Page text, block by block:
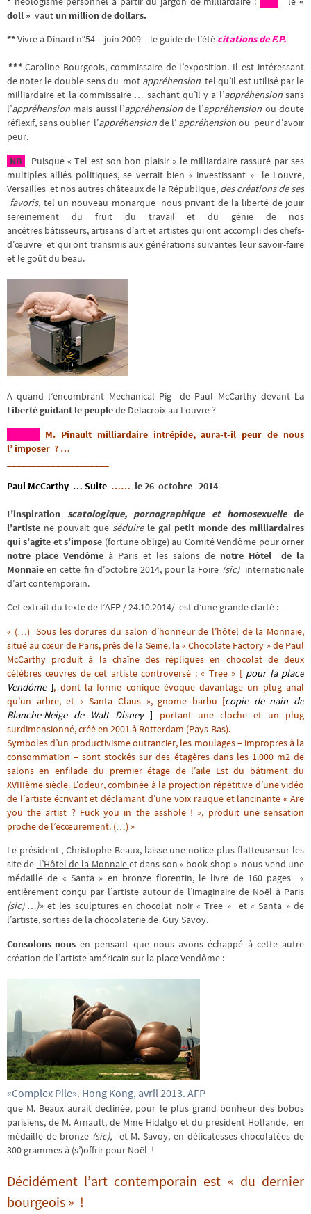
doll » vautun million de dollars.
**Vivre à Dinard n°54 – juin 2009 – le guide de l’été citations de F.P.
***Caroline Bourgeois, commissaire de l’exposition. Il est intéressant
de noter le double sens du mot appréhension tel qu’il est utilisé par le
milliardaire et la commissaire … sachant qu’il y a l’appréhensionsans
l’appréhension mais aussi l’appréhensionde l’appréhension ou doute
réflexif, sans oublier l’appréhensionde l’ appréhension ou peur d’avoir
peur.
NB
Puisque « Tel est son bon plaisir » le milliardaire rassuré par ses
multiples alliés politiques, se verrait bien « investissant » le Louvre,
Versailles et nos autres châteaux de la République, des créations de ses
favoris, tel un nouveau monarque nous privant de la liberté de jouir
sereinement du fruit du travail et du génie de nos
ancêtres bâtisseurs, artisans d’art et artistes qui ont accompli des chefs-
d’œuvre et qui ont transmis aux générations suivantes leur savoir-faire
et le goût du beau.
A quand l’encombrant Mechanical Pig de Paul McCarthy devant La
Liberté guidant le peuplede Delacroix au Louvre ?
M. Pinault milliardaire intrépide, aura-t-il peur de nous
l’ imposer ? …
Paul McCarthy … Suite …… le 26 octobre 2014
L’inspiration scatologique, pornographique et homosexuellede
l’artiste ne pouvait que séduire le gai petit monde des milliardaires
qui s’agite et s’impose (fortune oblige) au Comité Vendôme pour orner
notre place Vendôme à Paris et les salons de notre Hôtel de la
Monnaieen cette fin d’octobre 2014, pour la Foire (sic) internationale
d’art contemporain.
Cet extrait du texte de l’AFP / 24.10.2014/ est d’une grande clarté :
« (…) Sous les dorures du salon d’honneur de l’hôtel de la Monnaie,
situé au cœur de Paris, près de la Seine, la « Chocolate Factory » de Paul
McCarthy produit à la chaîne des répliques en chocolat de deux
célèbres œuvres de cet artiste controversé : « Tree » [ pour la place
Vendôme], dont la forme conique évoque davantage un plug anal
qu’un arbre, et « Santa Claus », gnome barbu [copie de nain de
Blanche-Neige de Walt Disney] portant une cloche et un plug
surdimensionné, créé en 2001 à Rotterdam (Pays-Bas).
Symboles d’un productivisme outrancier, les moulages – impropres à la
consommation – sont stockés sur des étagères dans les 1.000 m2 de
salons en enfilade du premier étage de l’aile Est du bâtiment du
XVIIIème siècle. L’odeur, combinée à la projection répétitive d’une vidéo
de l’artiste écrivant et déclamant d’une voix rauque et lancinante « Are
you the artist ? Fuck you in the asshole ! », produit une sensation
proche de l’écœurement. (…) »
Le président , Christophe Beaux, laisse une notice plus flatteuse sur les
site de l’Hôtel de la Monnaieet dans son « book shop » nous vend une
médaille de « Santa » en bronze florentin, le livre de 160 pages «
entièrement conçu par l’artiste autour de l’imaginaire de Noël à Paris
(sic)…)» et les sculptures en chocolat noir « Tree » et « Santa » de
l’artiste, sorties de la chocolaterie de Guy Savoy.
Consolons-nous en pensant que nous avons échappé à cette autre
création de l’artiste américain sur la place Vendôme :
«Complex Pile». Hong Kong, avril 2013. AFP
que M. Beaux aurait déclinée, pour le plus grand bonheur des bobos
parisiens, de M. Arnault, de Mme Hidalgo et du président Hollande, en
médaille de bronze (sic),
et M. Savoy, en délicatesses chocolatées de
300 grammes à (s’)offrir pour Noël !
Décidément l’art contemporain est « du dernier
bourgeois » !